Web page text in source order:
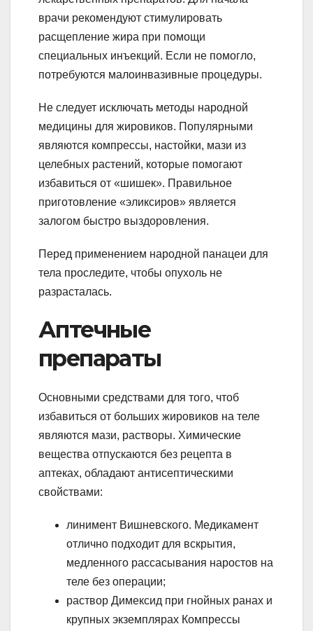
врачи рекомендуют стимулировать
расщепление жира при помощи
специальных инъекций. Если не помогло,
потребуются малоинвазивные процедуры.
Не следует исключать методы народной
медицины для жировиков. Популярными
являются компрессы, настойки, мази из
целебных растений, которые помогают
избавиться от «шишек». Правильное
приготовление «эликсиров» является
залогом быстро выздоровления.
Перед применением народной панацеи для
тела проследите, чтобы опухоль не
разрасталась.
Аптечные
препараты
Основными средствами для того, чтоб
избавиться от больших жировиков на теле
являются мази, растворы. Химические
вещества отпускаются без рецепта в
аптеках, обладают антисептическими
свойствами:
линимент Вишневского. Медикамент
отлично подходит для вскрытия,
медленного рассасывания наростов на
теле без операции;
раствор Димексид при гнойных ранах и
крупных экземплярах Компрессы